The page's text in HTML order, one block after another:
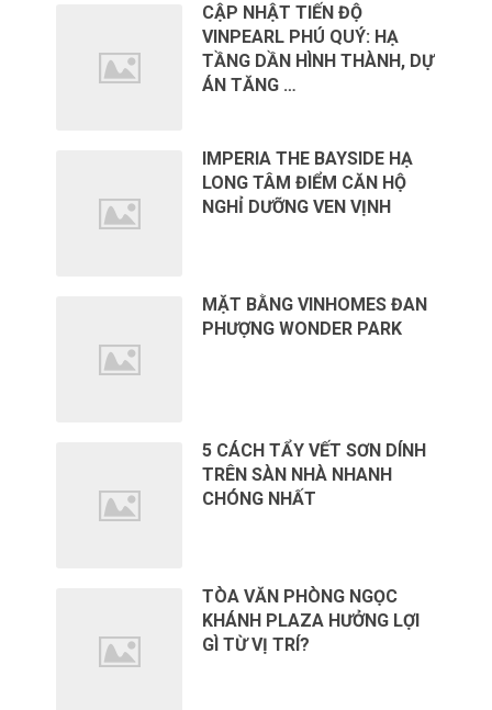
CẬP NHẬT TIẾN ĐỘ
VINPEARL PHÚ QUÝ: HẠ
TẦNG DẦN HÌNH THÀNH, DỰ
ÁN TĂNG …
IMPERIA THE BAYSIDE HẠ
LONG TÂM ĐIỂM CĂN HỘ
NGHỈ DƯỠNG VEN VỊNH
MẶT BẰNG VINHOMES ĐAN
PHƯỢNG WONDER PARK
5 CÁCH TẨY VẾT SƠN DÍNH
TRÊN SÀN NHÀ NHANH
CHÓNG NHẤT
TÒA VĂN PHÒNG NGỌC
KHÁNH PLAZA HƯỞNG LỢI
GÌ TỪ VỊ TRÍ?